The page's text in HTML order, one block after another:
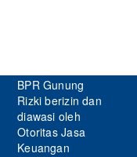
BPR Gunung
Rizki berizin dan
diawasi oleh
Otoritas Jasa
Keuangan